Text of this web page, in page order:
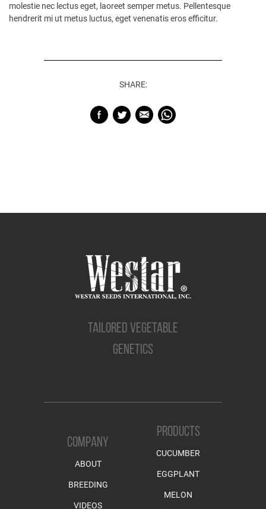
molestie nec lectus eget, laoreet semper metus. Pellentesque
hendrerit mi ut metus luctus, eget venenatis eros efficitur.
SHARE:
TAILORED VEGETABLE
GENETICS
COMPANY
ABOUT
BREEDING
VIDEOS
PRODUCTS
CUCUMBER
EGGPLANT
MELON